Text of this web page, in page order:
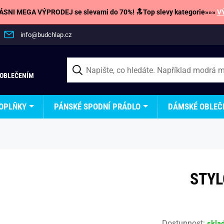
MEGA VÝPRODEJ se slevami do 70%! 🔝Top slevy kategorie»»»
info@budchlap.cz
PÁNSKÉ SPODNÍ PRÁDLO DÁMSKÉ